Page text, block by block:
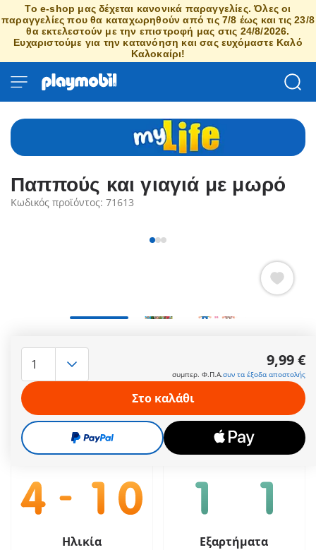
Το e-shop μας δέχεται κανονικά παραγγελίες. Όλες οι
παραγγελίες που θα καταχωρηθούν από τις 7/8 έως και τις 23/8
θα εκτελεστούν με την επιστροφή μας στις 24/8/2026.
Ευχαριστούμε για την κατανόηση και σας ευχόμαστε Καλό
Καλοκαίρι!
Παππούς και γιαγιά με μωρό
Κωδικός προϊόντος: 71613
Περισσότερες πληροφορίες
9,99 €
συμπερ. Φ.Π.Α.συν τα έξοδα αποστολής
9,99 €
συμπερ. Φ.Π.Α.συν τα έξοδα αποστολής
Στο καλάθι
Ηλικία Εξαρτήματα